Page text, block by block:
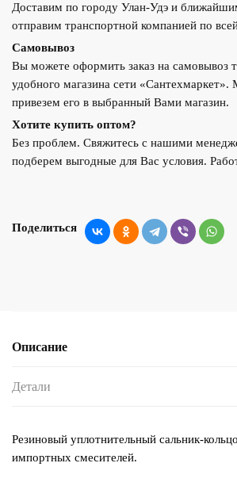
Доставим по городу Улан-Удэ и
отправим транспортной компанией по
Самовывоз
Вы можете оформить заказ на самовывоз
удобного магазина сети «Сантехмаркет».
привезем его в выбранный Вами магазин.
Хотите купить оптом?
Без проблем. Свяжитесь с нашими
подберем выгодные для Вас условия.
Поделиться
Описание
Детали
Резиновый уплотнительный сальник-
импортных смесителей.